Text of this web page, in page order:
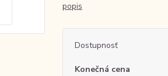
popis
Dostupnosť
Konečná cena